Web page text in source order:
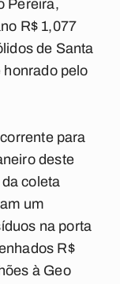
Pereira,
R$ 1,077
de Santa
honrado pelo
para
deste
coleta
um
na porta
R$
à Geo